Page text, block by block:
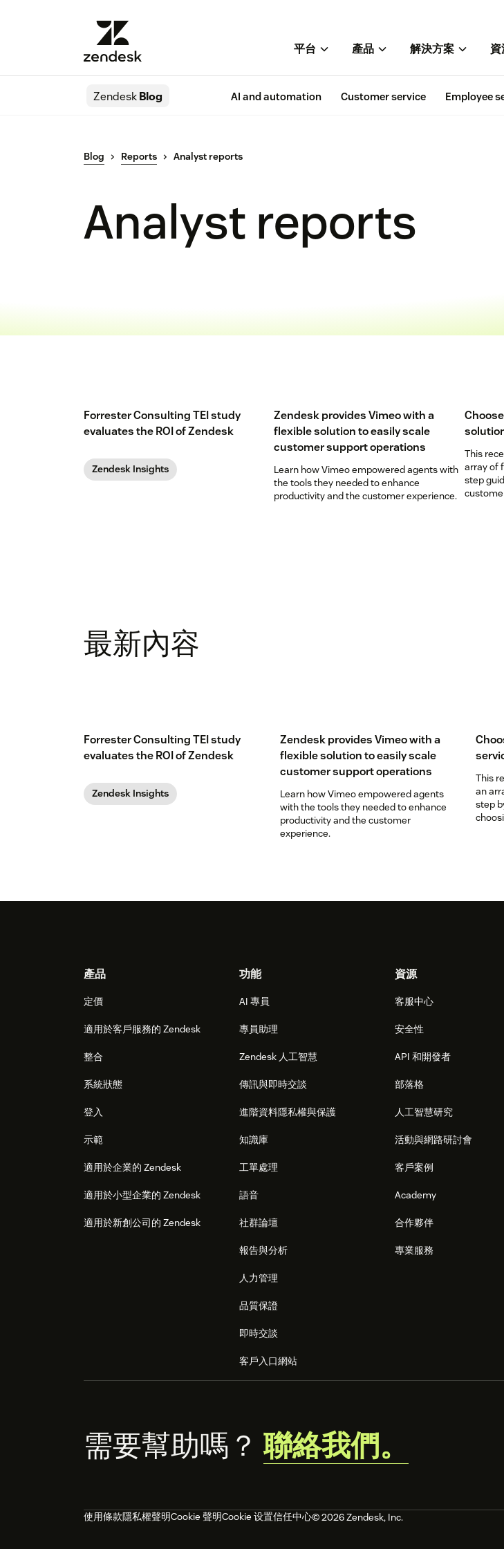
平台 產品 解決方案 資
ZendeskBlog AI and automation Customer service Employee
Blog Reports Analyst reports
Analyst reports
Forrester Consulting TEI study
evaluates the ROI of Zendesk
Zendesk Insights
Zendesk provides Vimeo with a
flexible solution to easily scale
customer support operations
Learn how Vimeo empowered agents with
the tools they needed to enhance
productivity and the customer experience.
This
array of
step
最新內容
Forrester Consulting TEI study
evaluates the ROI of Zendesk
Zendesk Insights
Zendesk provides Vimeo with a
flexible solution to easily scale
customer support operations
Learn how Vimeo empowered agents
with the tools they needed to enhance
productivity and the customer
experience.
This
an
step
Footer產品
定價
適用於客戶服務的 Zendesk
整合
系統狀態
登入
示範
適用於企業的 Zendesk
適用於小型企業的 Zendesk
適用於新創公司的 Zendesk
功能
AI 專員
專員助理
Zendesk 人工智慧
傳訊與即時交談
進階資料隱私權與保護
知識庫
工單處理
語音
社群論壇
報告與分析
人力管理
品質保證
即時交談
客戶入口網站
資源
客服中心
安全性
API 和開發者
部落格
人工智慧研究
活動與網路研討會
客戶案例
Academy
合作夥伴
專業服務
需要幫助嗎？ 聯絡我們。
使用條款隱私權聲明Cookie 聲明Cookie 设置信任中心© 2026 Zendesk, Inc.